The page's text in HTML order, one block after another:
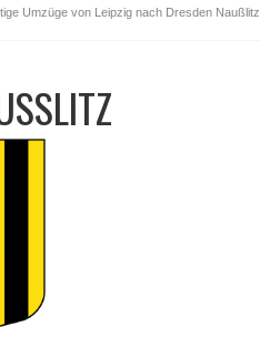
Umzüge von Leipzig nach Dresden Naußlitz